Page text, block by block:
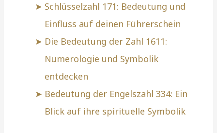
Schlüsselzahl 171: Bedeutung und
Einfluss auf deinen Führerschein
Die Bedeutung der Zahl 1611:
Numerologie und Symbolik
entdecken
Bedeutung der Engelszahl 334: Ein
Blick auf ihre spirituelle Symbolik